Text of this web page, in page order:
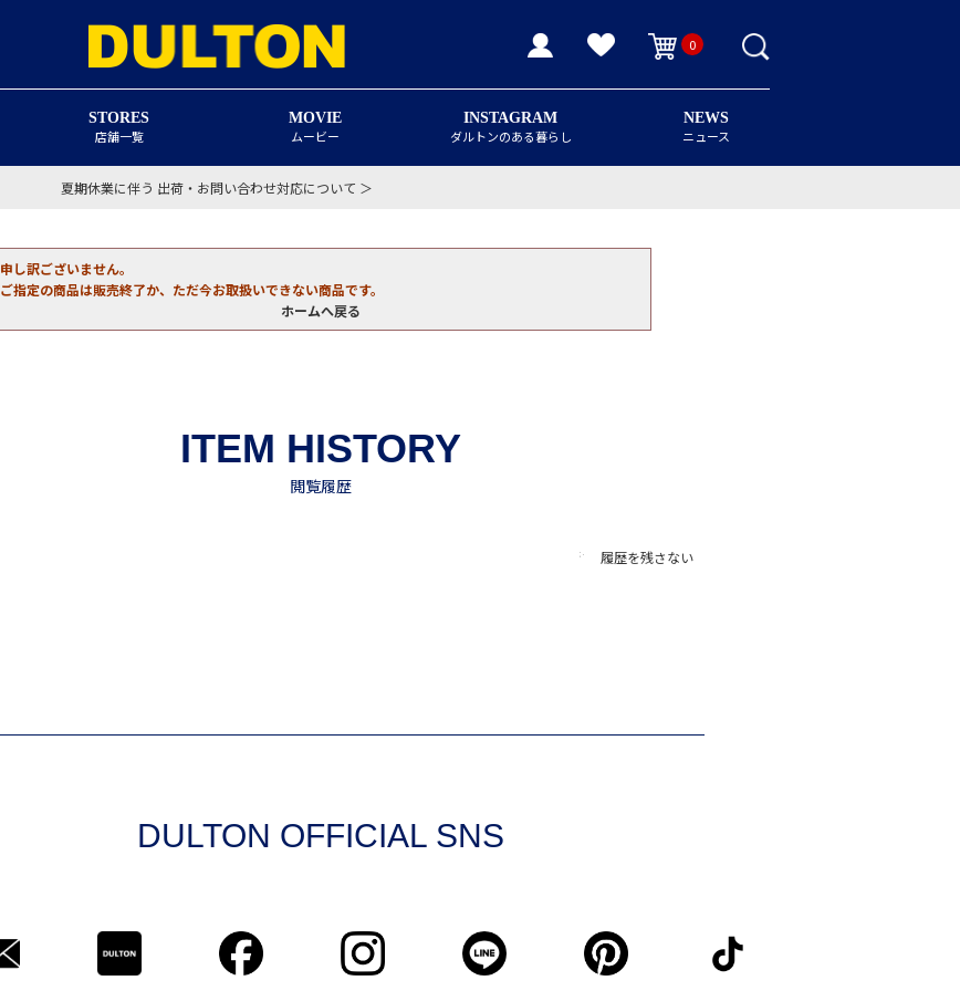
0
STORES
店舗一覧
MOVIE
ムービー
INSTAGRAM
ダルトンのある暮らし
NEWS
ニュース
夏期休業に伴う 出荷・お問い合わせ対応について ＞
申し訳ございません。
ご指定の商品は販売終了か、ただ今お取扱いできない商品です。
ホームへ戻る
履歴を残さない
DULTON OFFICIAL SNS